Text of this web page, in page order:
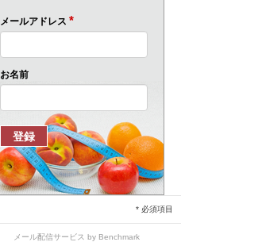
メールアドレス *
お名前
* 必須項目
メール配信サービス by Benchmark